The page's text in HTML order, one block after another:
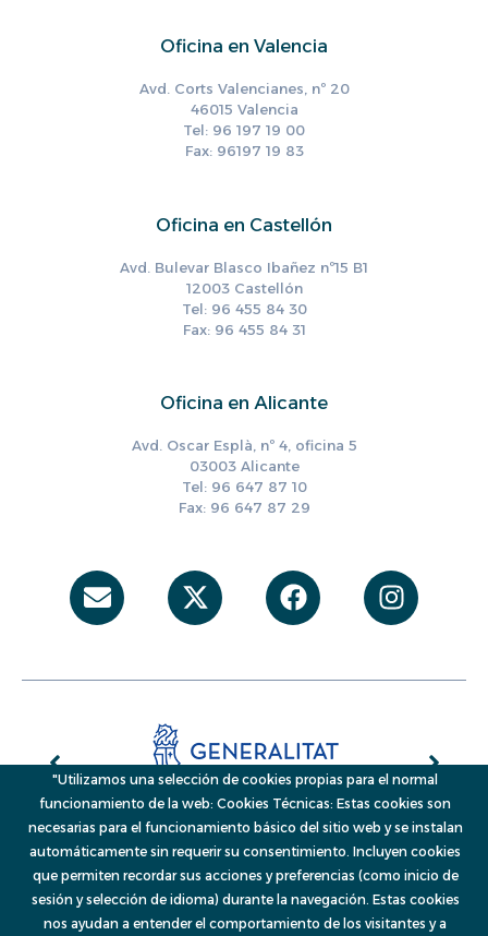
Oficina en Valencia
Avd. Corts Valencianes, nº 20
46015 Valencia
Tel: 96 197 19 00
Fax: 96197 19 83
Oficina en Castellón
Avd. Bulevar Blasco Ibañez nº15 B1
12003 Castellón
Tel: 96 455 84 30
Fax: 96 455 84 31
Oficina en Alicante
Avd. Oscar Esplà, nº 4, oficina 5
03003 Alicante
Tel: 96 647 87 10
Fax: 96 647 87 29
Envelope
X-
twitter
Facebook
© 2026, VAERSA, Generalitat Valenciana
Menú
"Utilizamos una selección de cookies propias para el normal
funcionamiento de la web: Cookies Técnicas: Estas cookies son
necesarias para el funcionamiento básico del sitio web y se instalan
automáticamente sin requerir su consentimiento. Incluyen cookies
que permiten recordar sus acciones y preferencias (como inicio de
sesión y selección de idioma) durante la navegación. Estas cookies
nos ayudan a entender el comportamiento de los visitantes y a